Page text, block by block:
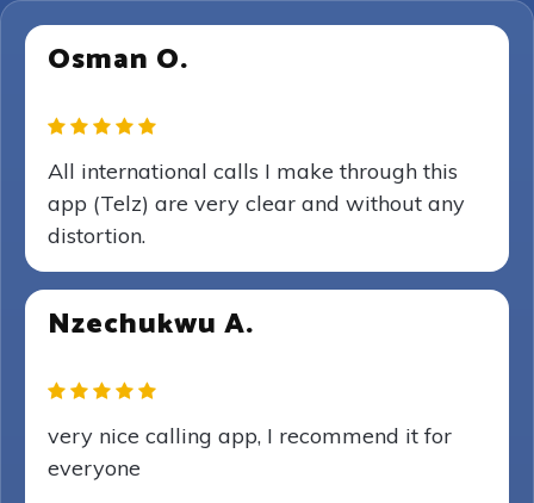
Osman O.
All international calls I make through this
app (Telz) are very clear and without any
distortion.
Nzechukwu A.
very nice calling app, I recommend it for
everyone